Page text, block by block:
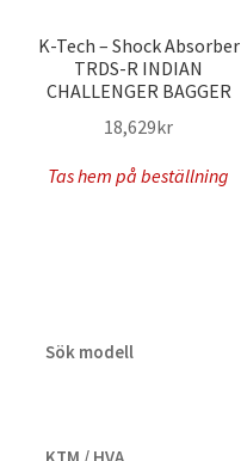
K-Tech – Shock Absorber
TRDS-R INDIAN
CHALLENGER BAGGER
18,629kr
Tas hem på beställning
Sök modell